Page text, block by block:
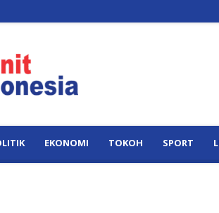
EKONOMI TOKOH SPORT